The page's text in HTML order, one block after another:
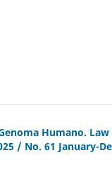
Humano.
/ No. 61 January-